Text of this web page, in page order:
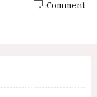
Comment